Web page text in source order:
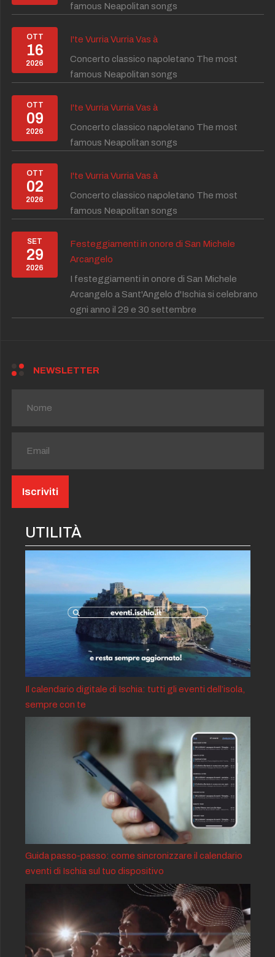
famous Neapolitan songs
OTT
16
2026
I'te Vurria Vurria Vas à
Concerto classico napoletano The most
famous Neapolitan songs
OTT
09
2026
I'te Vurria Vurria Vas à
Concerto classico napoletano The most
famous Neapolitan songs
OTT
02
2026
I'te Vurria Vurria Vas à
Concerto classico napoletano The most
famous Neapolitan songs
SET
29
2026
Festeggiamenti in onore di San Michele
Arcangelo
I festeggiamenti in onore di San Michele
Arcangelo a Sant'Angelo d'Ischia si celebrano
ogni anno il 29 e 30 settembre
NEWSLETTER
UTILITÀ
Il calendario digitale di Ischia: tutti gli eventi dell’isola,
sempre con te
Guida passo-passo: come sincronizzare il calendario
eventi di Ischia sul tuo dispositivo